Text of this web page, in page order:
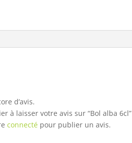
d’avis.
à laisser votre avis sur “Bol alba 6cl”
connecté pour publier un avis.